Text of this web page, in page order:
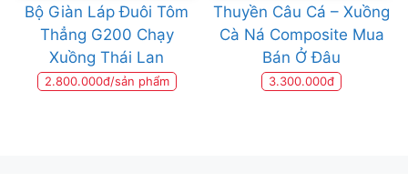
Bộ Giàn Láp Đuôi Tôm
Thẳng G200 Chạy
Xuồng Thái Lan
2.800.000đ/sản phẩm
Thuyền Câu Cá – Xuồng
Cà Ná Composite Mua
Bán Ở Đâu
3.300.000đ